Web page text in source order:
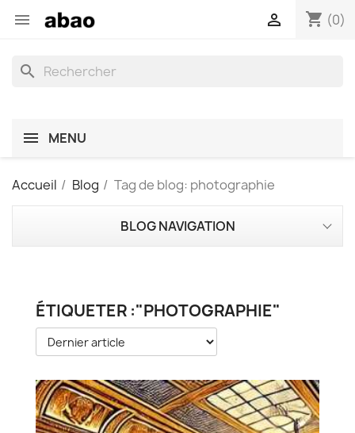
 shopping_cart (0)

search
MENU
Accueil Blog Tag de blog: photographie
BLOG NAVIGATION
ÉTIQUETER :"PHOTOGRAPHIE"